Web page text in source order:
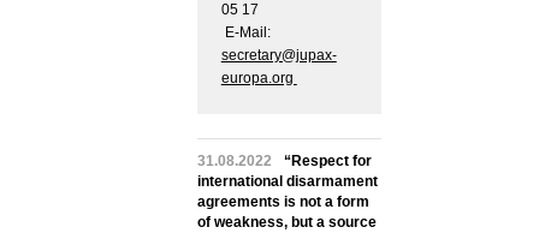
05 17
E-Mail:
secretary@jupax-
europa.org
31.08.2022
“Respect for
international disarmament
agreements is not a form
of weakness, but a source